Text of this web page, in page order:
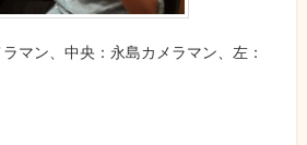
マン、中央：永島カメラマン、左：